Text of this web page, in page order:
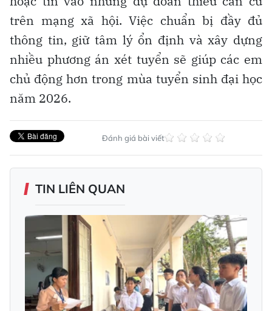
trên mạng xã hội. Việc chuẩn bị đầy đủ
thông tin, giữ tâm lý ổn định và xây dựng
nhiều phương án xét tuyển sẽ giúp các em
chủ động hơn trong mùa tuyển sinh đại học
năm 2026.
Đánh giá bài viết
TIN LIÊN QUAN